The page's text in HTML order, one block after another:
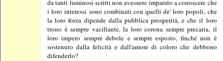
da tanti luminosi scritti non avessero imparato a conoscere che
i loro interessi sono combinati con quelli de' loro popoli, che
la loro forza dipende dalla pubblica prosperità, e che il loro
trono è sempre vacillante, la loro corona sempre precaria, il
loro impero sempre debole e sempre esposto, finché non è
sostenuto dalla felicità e dall'amore di coloro che debbono
difenderlo?